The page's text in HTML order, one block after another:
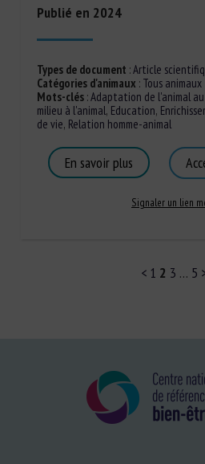
Publié en 2024
Types de document :Article
Catégories d'animaux : Tous animaux
Mots-clés:Adaptation de l'animal
milieu à l'animal, Education,
de vie, Relation homme-animal
En savoir plus
Signaler un lien
< 1 2 3 … 5